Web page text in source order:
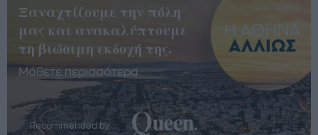
Ξαναχτίζουμε την πόλη
μας και ανακαλύπτουμε
τη βιώσιμη εκδοχή της.
Μάθετε περισσότερα
Recommended by